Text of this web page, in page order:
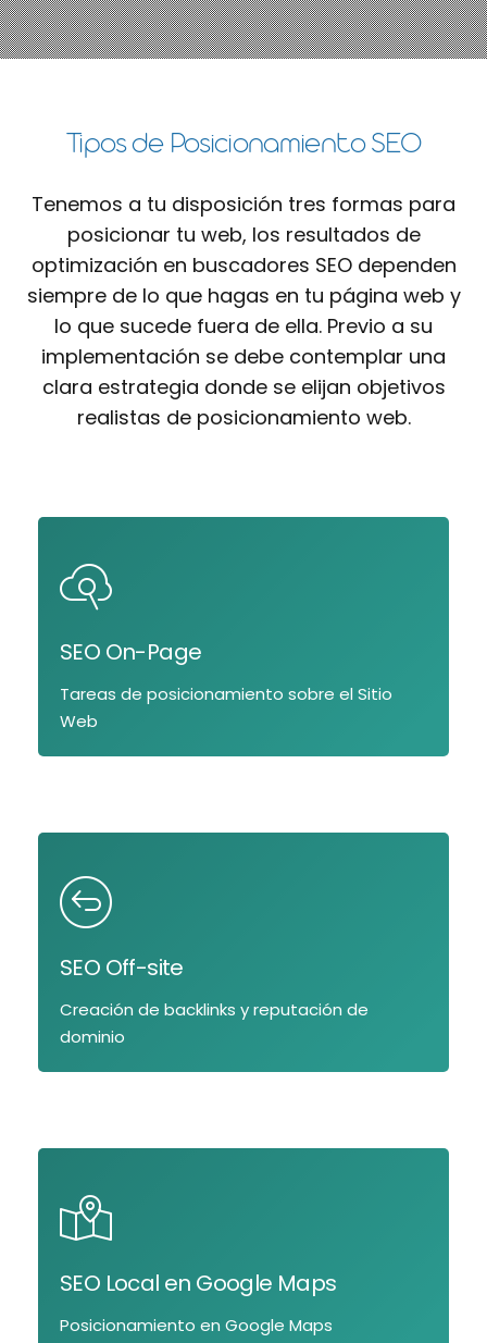
Tipos de Posicionamiento SEO
Tenemos a tu disposición tres formas para
posicionar tu web, los resultados de
optimización en buscadores SEO dependen
siempre de lo que hagas en tu página web y
lo que sucede fuera de ella. Previo a su
implementación se debe contemplar una
clara estrategia donde se elijan objetivos
realistas de posicionamiento web.
SEO On-Page
Tareas de posicionamiento sobre el Sitio
Web
SEO Off-site
Creación de backlinks y reputación de
dominio
SEO Local en Google Maps
Posicionamiento en Google Maps